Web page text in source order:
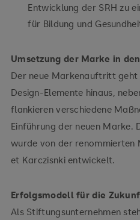
Entwicklung der SRH zu
für Bildung und
Umsetzung der Marke in
Der neue Markenauftritt geht
Design-Elemente hinaus,
flankieren verschiedene
Einführung der neuen
wurde von der
et Karczisnki entwickelt.
Erfolgsmodell für die
Als Stiftungsunternehmen